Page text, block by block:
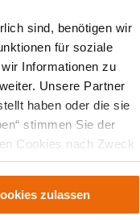
sind, benötigen wir
für soziale
Informationen zu
Unsere Partner
haben oder die sie
stimmen Sie der
Cookies nach Zweck
Verwendung nicht
dazu führen, dass
zulassen